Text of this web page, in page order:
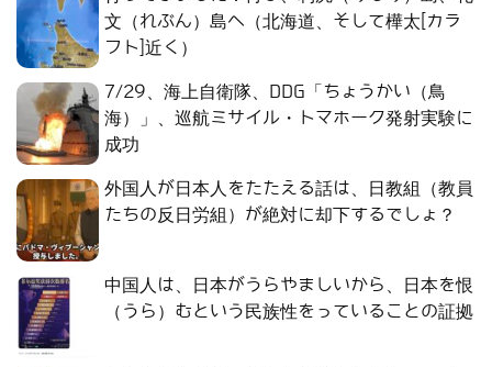
文（れぶん）島へ（北海道、そして樺太[カラ
フト]近く）
7/29、海上自衛隊、DDG「ちょうかい（鳥
海）」、巡航ミサイル・トマホーク発射実験に
成功
外国人が日本人をたたえる話は、日教組（教員
たちの反日労組）が絶対に却下するでしょ？
中国人は、日本がうらやましいから、日本を恨
（うら）むという民族性をっていることの証拠